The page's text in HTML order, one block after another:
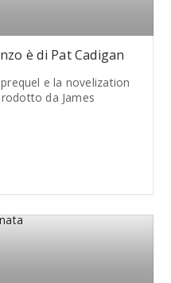
è di Pat Cadigan
e la novelization
da James